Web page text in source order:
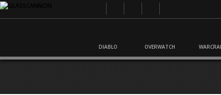
DIABLO OVERWATCH